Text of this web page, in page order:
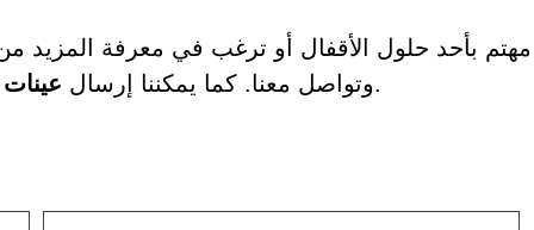
بأحد حلول الأقفال أو ترغب في معرفة المزيد من
وتواصل معنا. كما يمكننا إرسالإليك.